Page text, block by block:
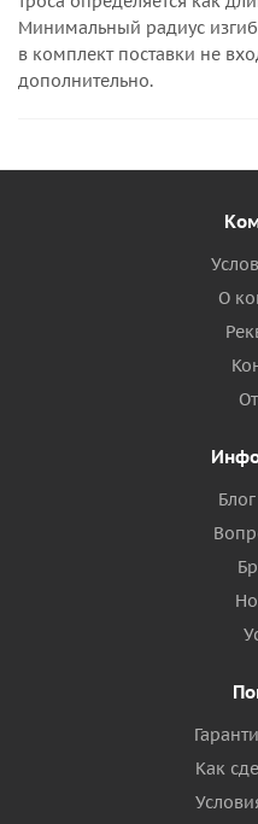
Минимальный радиус
в комплект поставки не
дополнительно.
О
Как